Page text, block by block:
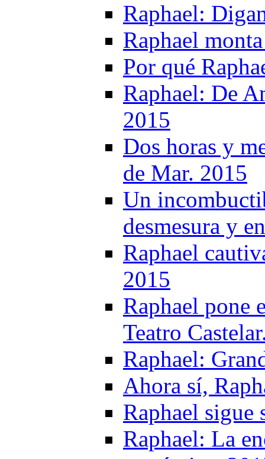
Raphael:
Raphael
Por qué
Raphael: De
2015
Dos horas y
de Mar. 2015
Un
desmesura y
Raphael
2015
Raphael pone
Teatro
Raphael:
Ahora sí,
Raphael sigue
Raphael: La